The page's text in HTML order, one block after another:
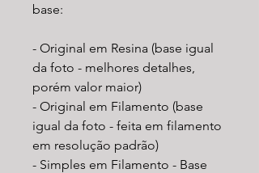
base:
- Original em Resina (base igual
da foto - melhores detalhes,
porém valor maior)
- Original em Filamento (base
igual da foto - feita em filamento
em resolução padrão)
- Simples em Filamento - Base